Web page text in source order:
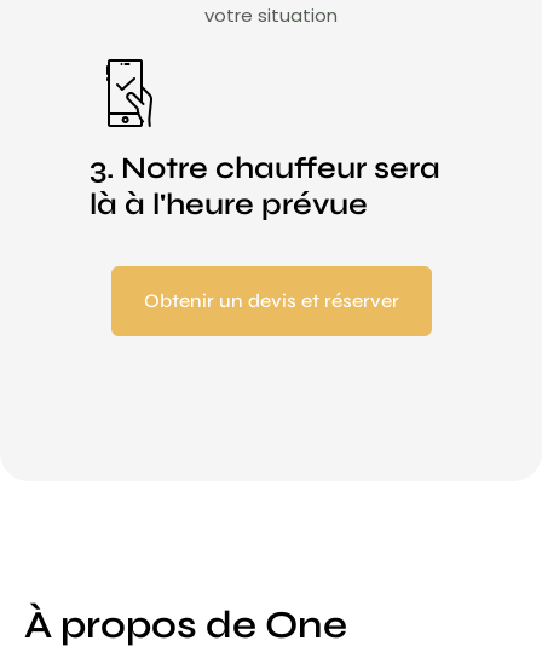
votre situation​
3. Notre chauffeur sera
là à l'heure prévue
Obtenir un devis et réserver
À propos de One